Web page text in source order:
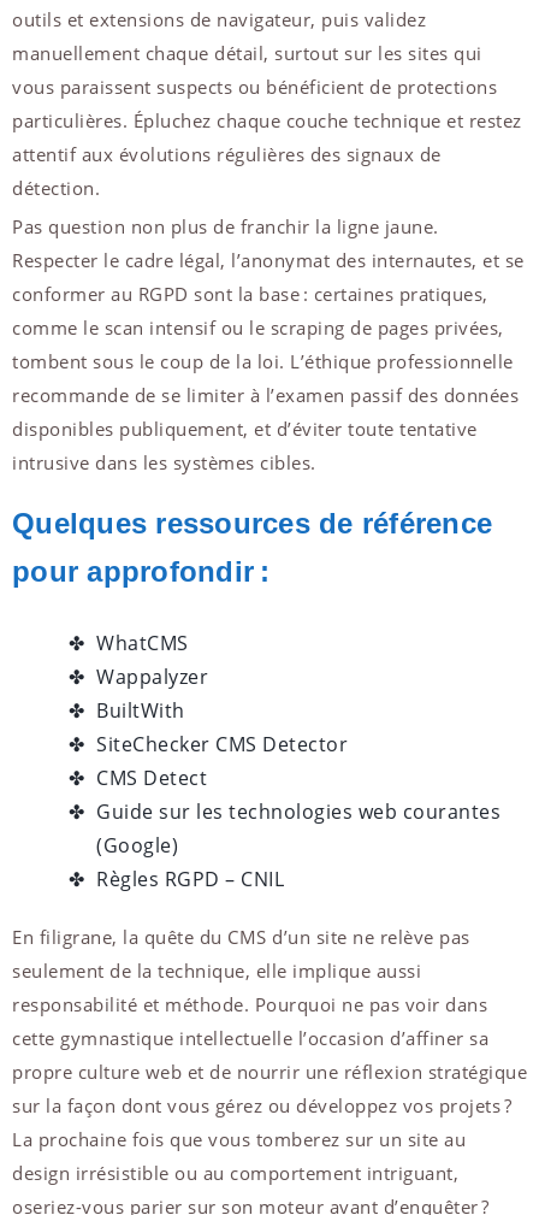
outils et extensions de navigateur, puis validez
manuellement chaque détail, surtout sur les sites qui
vous paraissent suspects ou bénéficient de protections
particulières. Épluchez chaque couche technique et restez
attentif aux évolutions régulières des signaux de
détection.
Pas question non plus de franchir la ligne jaune.
Respecter le cadre légal, l’anonymat des internautes, et se
conformer au RGPD sont la base : certaines pratiques,
comme le scan intensif ou le scraping de pages privées,
tombent sous le coup de la loi. L’éthique professionnelle
recommande de se limiter à l’examen passif des données
disponibles publiquement, et d’éviter toute tentative
intrusive dans les systèmes cibles.
Quelques ressources de référence
pour approfondir :
WhatCMS
Wappalyzer
BuiltWith
SiteChecker CMS Detector
CMS Detect
Guide sur les technologies web courantes
(Google)
Règles RGPD – CNIL
En filigrane, la quête du CMS d’un site ne relève pas
seulement de la technique, elle implique aussi
responsabilité et méthode. Pourquoi ne pas voir dans
cette gymnastique intellectuelle l’occasion d’affiner sa
propre culture web et de nourrir une réflexion stratégique
sur la façon dont vous gérez ou développez vos projets ?
La prochaine fois que vous tomberez sur un site au
design irrésistible ou au comportement intriguant,
oseriez-vous parier sur son moteur avant d’enquêter ?